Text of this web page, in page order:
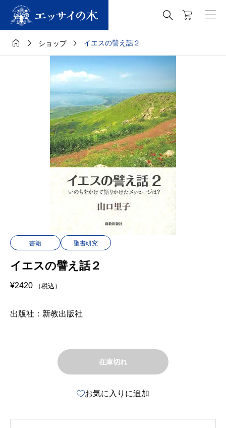

  ショップ  イエスの譬え話２
書籍 聖書研究
イエスの譬え話２
¥2420 （税込）
出版社：新教出版社
在庫切れ
お気に入りに追加